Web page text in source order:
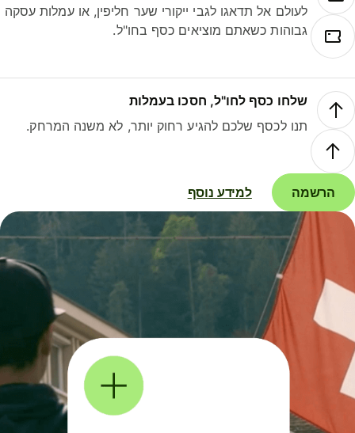
לעולם אל תדאגו לגבי ייקורי שער חליפין, או עמלות עסקה
גבוהות כשאתם מוציאים כסף בחו"ל.
שלחו כסף לחו"ל, חסכו בעמלות
תנו לכסף שלכם להגיע רחוק יותר, לא משנה המרחק.
הרשמה למידע נוסף